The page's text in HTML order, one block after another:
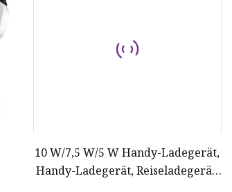
10 W/7,5 W/5 W Handy-Ladegerät,
Handy-Ladegerät, Reiseladegerät,